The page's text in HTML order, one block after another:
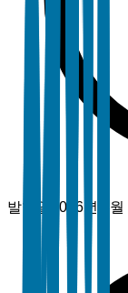
발행일 2026년 4월